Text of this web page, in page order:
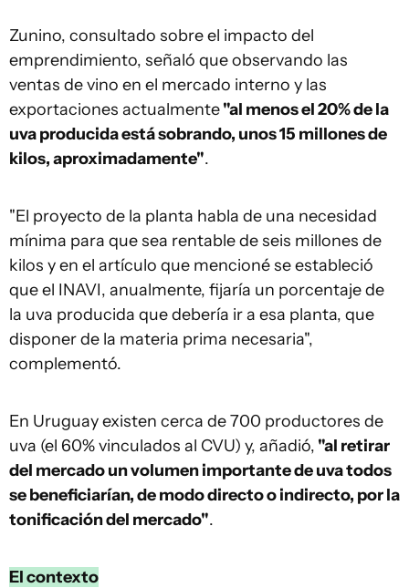
Zunino, consultado sobre el impacto del
emprendimiento, señaló que observando las
ventas de vino en el mercado interno y las
exportaciones actualmente"al menos el 20% de la
uva producida está sobrando, unos 15 millones de
kilos, aproximadamente".
"El proyecto de la planta habla de una necesidad
mínima para que sea rentable de seis millones de
kilos y en el artículo que mencioné se estableció
que el INAVI, anualmente, fijaría un porcentaje de
la uva producida que debería ir a esa planta, que
disponer de la materia prima necesaria",
complementó.
En Uruguay existen cerca de 700 productores de
uva (el 60% vinculados al CVU) y, añadió, "al retirar
del mercado un volumen importante de uva todos
se beneficiarían, de modo directo o indirecto, por la
tonificación del mercado".
El contexto